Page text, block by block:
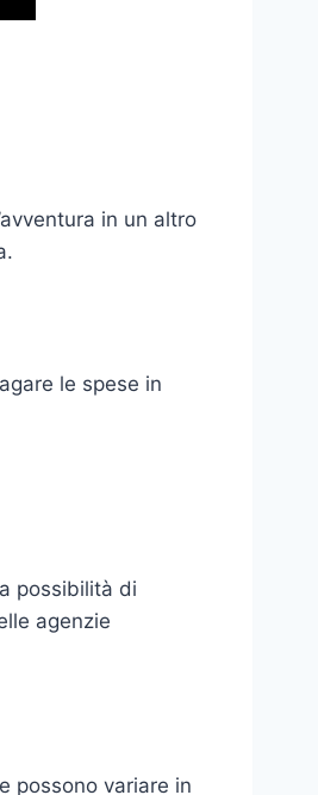
in un altro
le spese in
possibilità di
agenzie
possono variare in